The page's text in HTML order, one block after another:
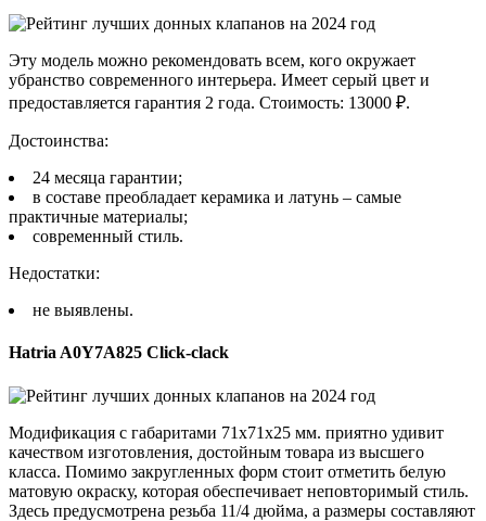
Эту модель можно рекомендовать всем, кого окружает
убранство современного интерьера. Имеет серый цвет и
предоставляется гарантия 2 года. Стоимость: 13000 ₽.
Достоинства:
24 месяца гарантии;
в составе преобладает керамика и латунь – самые
практичные материалы;
современный стиль.
Недостатки:
не выявлены.
Hatria A0Y7A825 Click-clack
Модификация с габаритами 71х71х25 мм. приятно удивит
качеством изготовления, достойным товара из высшего
класса. Помимо закругленных форм стоит отметить белую
матовую окраску, которая обеспечивает неповторимый стиль.
Здесь предусмотрена резьба 11/4 дюйма, а размеры составляют